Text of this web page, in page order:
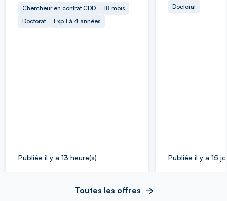
Chercheur en contrat CDD
18 mois
Doctorat
Exp 1 à 4 années
Publiée il y a 13 heure(s)
Doctorat
Publiée il y a 15
Toutes les offres